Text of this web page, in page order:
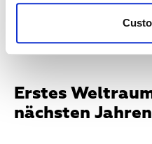
im All zu drehen.
zeitnah ebenfalls
zu lassen.
Erstes
nächsten